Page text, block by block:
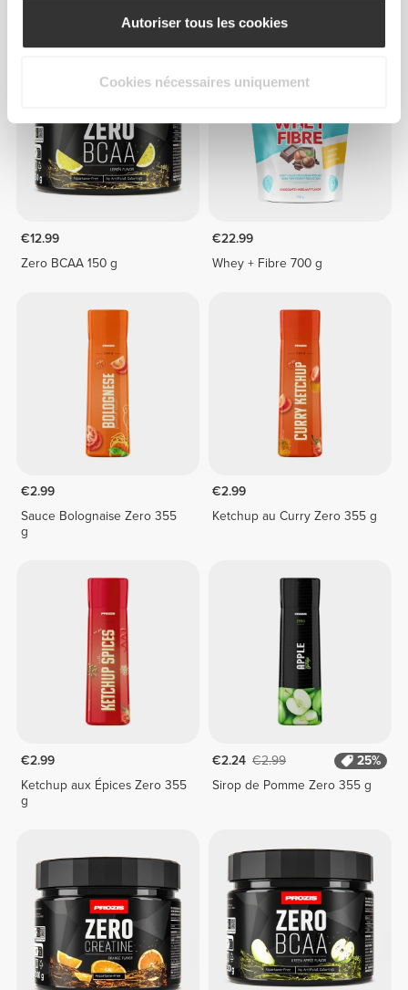
Autoriser tous les cookies
Cookies nécessaires uniquement
€12.99
Zero BCAA 150 g
€22.99
Whey + Fibre 700 g
€2.99
Sauce Bolognaise Zero 355
g
€2.99
Ketchup au Curry Zero 355 g
€2.99
Ketchup aux Épices Zero 355
g
€2.24 €2.99
25%
Sirop de Pomme Zero 355 g